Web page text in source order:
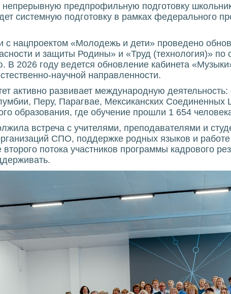
непрерывную предпрофильную подготовку
системную подготовку в рамках федерального
с нацпроектом «Молодежь и дети» проведено
и защиты Родины» и «Труд (технология)» по
В 2026 году ведется обновление кабинета
научной направленности.
активно развивает международную
Перу, Парагвае, Мексиканских Соединенных
образования, где обучение прошли 1 654
встреча с учителями, преподавателями и
СПО, поддержке родных языков и
потока участников программы кадрового